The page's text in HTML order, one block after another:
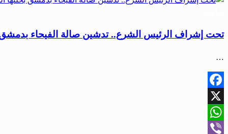
تحت إشراف الرئيس الشرع.. تدشين صالة الفيحاء بدمشق
…
Facebook
X
WhatsApp